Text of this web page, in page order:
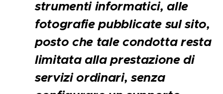
strumenti informatici, alle
fotografie pubblicate sul sito,
posto che tale condotta resta
limitata alla prestazione di
servizi ordinari, senza